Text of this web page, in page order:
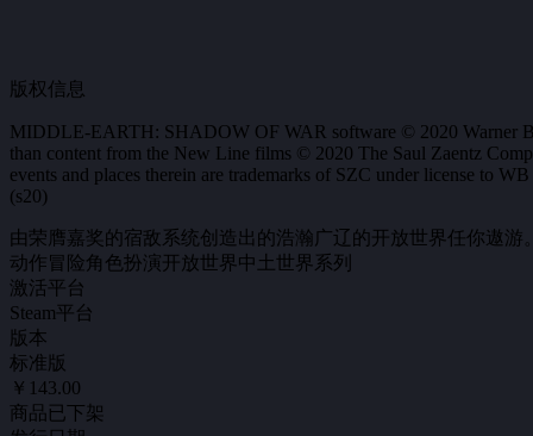
版权信息
MIDDLE-EARTH: SHADOW OF WAR software © 2020 Warner
than content from the New Line films © 2020 The Saul Zaentz
events and places therein are trademarks of SZC under license
(s20)
由荣膺嘉奖的宿敌系统创造出的浩瀚广辽的开放世界任你遨
动作冒险角色扮演开放世界中土世界系列
激活平台
Steam平台
版本
标准版
￥143.00
商品已下架